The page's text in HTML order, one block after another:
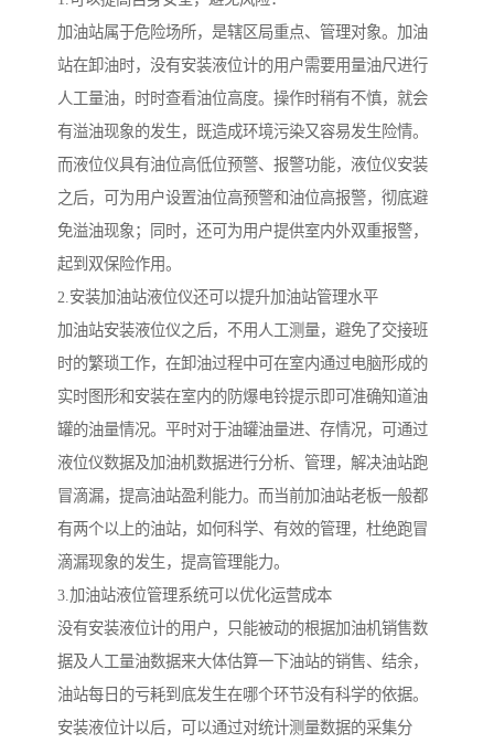
加油站属于危险场所，是辖区局重点、管理对象。加油
站在卸油时，没有安装液位计的用户需要用量油尺进行
人工量油，时时查看油位高度。操作时稍有不慎，就会
有溢油现象的发生，既造成环境污染又容易发生险情。
而液位仪具有油位高低位预警、报警功能，液位仪安装
之后，可为用户设置油位高预警和油位高报警，彻底避
免溢油现象；同时，还可为用户提供室内外双重报警，
起到双保险作用。
2.安装加油站液位仪还可以提升加油站管理水平
加油站安装液位仪之后，不用人工测量，避免了交接班
时的繁琐工作，在卸油过程中可在室内通过电脑形成的
实时图形和安装在室内的防爆电铃提示即可准确知道油
罐的油量情况。平时对于油罐油量进、存情况，可通过
液位仪数据及加油机数据进行分析、管理，解决油站跑
冒滴漏，提高油站盈利能力。而当前加油站老板一般都
有两个以上的油站，如何科学、有效的管理，杜绝跑冒
滴漏现象的发生，提高管理能力。
3.加油站液位管理系统可以优化运营成本
没有安装液位计的用户，只能被动的根据加油机销售数
据及人工量油数据来大体估算一下油站的销售、结余，
油站每日的亏耗到底发生在哪个环节没有科学的依据。
安装液位计以后，可以通过对统计测量数据的采集分